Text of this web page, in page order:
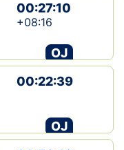
00:27:10
+08:16
OJ
00:22:39
OJ